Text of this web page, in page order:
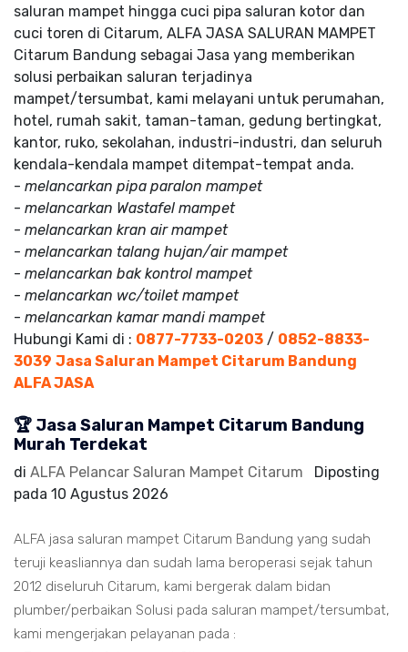
saluran mampet hingga cuci pipa saluran kotor dan
cuci toren di Citarum, ALFA JASA SALURAN MAMPET
Citarum Bandung sebagai Jasa yang memberikan
solusi perbaikan saluran terjadinya
mampet/tersumbat, kami melayani untuk perumahan,
hotel, rumah sakit, taman-taman, gedung bertingkat,
kantor, ruko, sekolahan, industri-industri, dan seluruh
kendala-kendala mampet ditempat-tempat anda.
- melancarkan pipa paralon mampet
- melancarkan Wastafel mampet
- melancarkan kran air mampet
- melancarkan talang hujan/air mampet
- melancarkan bak kontrol mampet
- melancarkan wc/toilet mampet
- melancarkan kamar mandi mampet
Hubungi Kami di : 0877-7733-0203 / 0852-8833-
3039 Jasa Saluran Mampet Citarum Bandung
ALFA JASA
🏆 Jasa Saluran Mampet Citarum Bandung
Murah Terdekat
di ALFA Pelancar Saluran Mampet Citarum
Diposting
pada 10 Agustus 2026
ALFA jasa saluran mampet Citarum Bandung yang sudah
teruji keasliannya dan sudah lama beroperasi sejak tahun
2012 diseluruh Citarum, kami bergerak dalam bidan
plumber/perbaikan Solusi pada saluran mampet/tersumbat,
kami mengerjakan pelayanan pada :